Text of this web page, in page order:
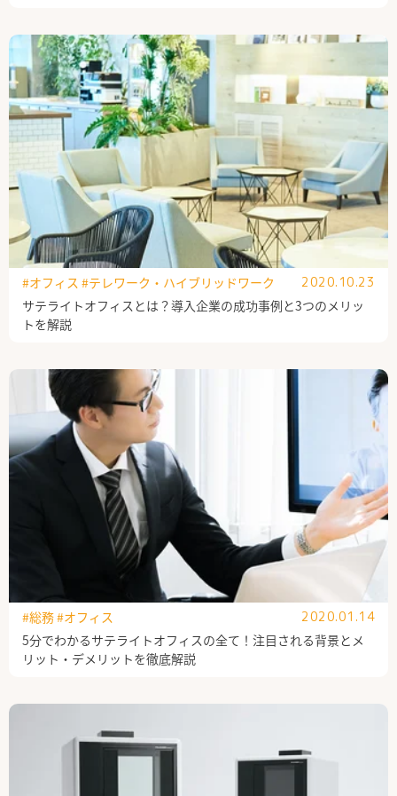
サテライトオフィスとは？導入企業の成功事例と3つのメリッ
トを解説
#オフィス #テレワーク・ハイブリッドワーク 2020.10.23
5分でわかるサテライトオフィスの全て！注目される背景とメ
リット・デメリットを徹底解説
#総務#オフィス 2020.01.14